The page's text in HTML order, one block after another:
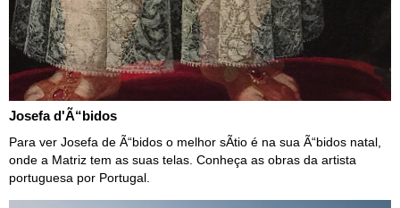
Josefa d'Ã“bidos
Para ver Josefa de Ã“bidos o melhor sÃ­tio é na sua Ã“bidos natal,
onde a Matriz tem as suas telas. Conheça as obras da artista
portuguesa por Portugal.